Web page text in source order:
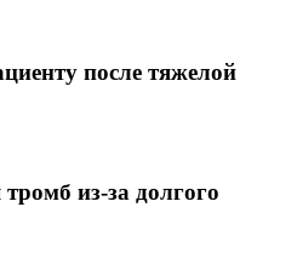
после тяжелой
из-за долгого